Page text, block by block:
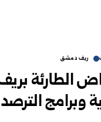
ريف دمشق
الطارئة
وبرامج الترصد